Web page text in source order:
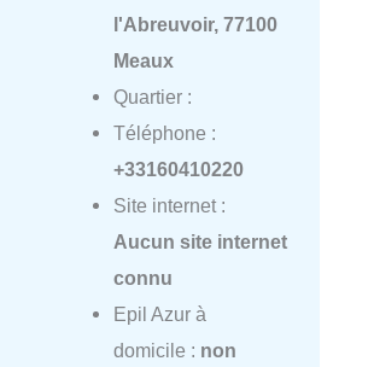
l'Abreuvoir, 77100
Meaux
Quartier :
Téléphone :
+33160410220
Site internet :
Aucun site internet
connu
Epil Azur à
domicile : non